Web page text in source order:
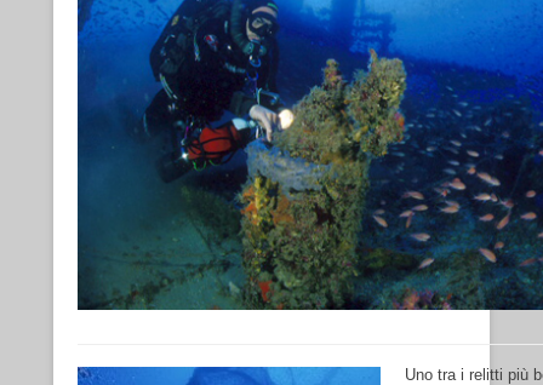
Uno tra i relitti più